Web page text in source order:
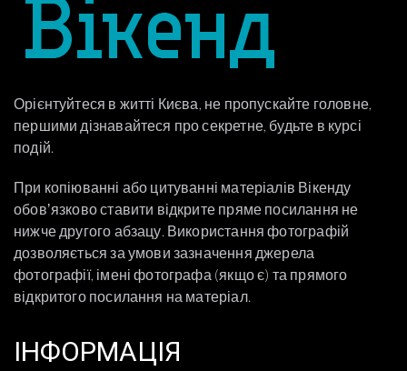
Орієнтуйтеся в житті Києва, не пропускайте головне,
першими дізнавайтеся про секретне, будьте в курсі
подій.
При копіюванні або цитуванні матеріалів Вікенду
обовʼязково ставити відкрите пряме посилання не
нижче другого абзацу. Використання фотографій
дозволяється за умови зазначення джерела
фотографії, імені фотографа (якщо є) та прямого
відкритого посилання на матеріал.
ІНФОРМАЦІЯ